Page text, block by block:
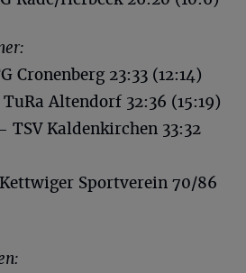
Cronenberg 23:33 (12:14)
Altendorf 32:36 (15:19)
TSV Kaldenkirchen 33:32
Sportverein 70/86